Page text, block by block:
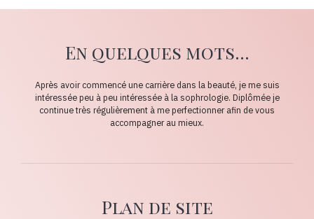
En quelques mots...
Après avoir commencé une carrière dans la beauté, je me suis
intéressée peu à peu intéressée à la sophrologie. Diplômée je
continue très régulièrement à me perfectionner afin de vous
accompagner au mieux.
Plan de site